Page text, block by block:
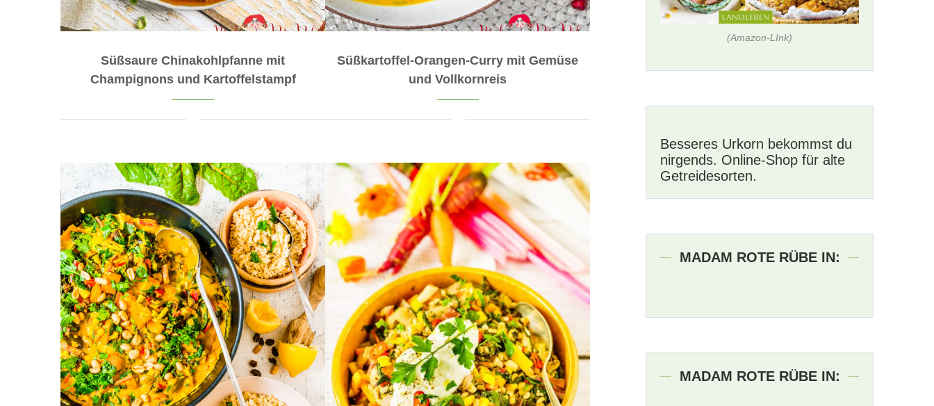
Süßsaure Chinakohlpfanne mit
Champignons und Kartoffelstampf
Süßkartoffel-Orangen-Curry mit Gemüse
und Vollkornreis
(Amazon-LInk)
Besseres Urkorn bekommst du
nirgends. Online-Shop für alte
Getreidesorten.
MADAM ROTE RÜBE IN:
MADAM ROTE RÜBE IN: